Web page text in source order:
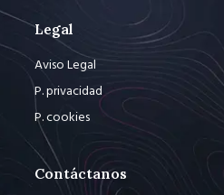
Legal
Aviso Legal
P. privacidad
P. cookies
Contáctanos